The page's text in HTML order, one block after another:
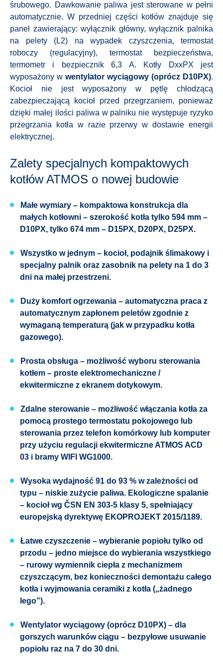
śrubowego. Dawkowanie paliwa jest sterowane w pełni
automatycznie. W przedniej części kotłów znajduje się
panel zawierający: wyłącznik główny, wyłącznik palnika
na pelety (L2) na wypadek czyszczenia, termostat
roboczy (regulacyjny), termostat bezpieczeństwa,
termometr i bezpiecznik 6,3 A. Kotły DxxPX jest
wyposażony w wentylator wyciągowy (oprócz D10PX).
Kocioł nie jest wyposażony w pętlę chłodzącą
zabezpieczającą kocioł przed przegrzaniem, ponieważ
dzięki małej ilości paliwa w palniku nie występuje ryzyko
przegrzania kotła w razie przerwy w dostawie energii
elektrycznej.
Zalety specjalnych kompaktowych
kotłów ATMOS o nowej budowie
Małe wymiary – kompaktowa konstrukcja dla
małych kotłowni – szerokość kotła tylko 594 mm –
D10PX, tylko 674 mm – D15PX, D20PX, D25PX.
Wszystko w jednym – kocioł, podajnik ślimakowy i
specjalny palnik oraz zasobnik na pelety na 1 do 3
dni na małej przestrzeni.
Duży komfort ogrzewania – automatyczna praca z
automatycznym zapłonem peletów zgodnie z
wymaganą temperaturą (jak w przypadku kotła
gazowego).
Prosta obsługa – możliwość wyboru sterowania
kotłem – proste elektromechaniczne /
ekwitermiczne z ekranem dotykowym.
Zdalne sterowanie – możliwość włączania kotła za
pomocą prostego termostatu pokojowego lub
sterowania przez telefon komórkowy lub komputer
przy użyciu regulacji ekwitermiczne ATMOS ACD
03 i bramy WIFI WG1000.
Wysoka wydajność 91 do 93 % w zależności od
typu – niskie zużycie paliwa. Ekologiczne spalanie
– kocioł wg ČSN EN 303-5 klasy 5, spełniający
europejską dyrektywę EKOPROJEKT 2015/1189.
Łatwe czyszczenie – wybieranie popiołu tylko od
przodu – jedno miejsce do wybierania wszystkiego
– rurowy wymiennik ciepła z mechanizmem
czyszczącym, bez konieczności demontażu całego
kotła i wyjmowania ceramiki z kotła („żadnego
lego”).
Wentylator wyciągowy (oprócz D10PX) – dla
gorszych warunków ciągu – bezpyłowe usuwanie
popiołu raz na 7 do 30 dni.